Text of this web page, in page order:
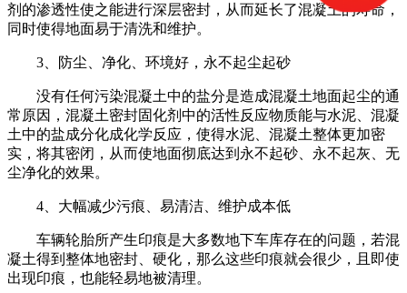
剂的渗透性使之能进行深层密封，从而延长了混凝土的寿命，
同时使得地面易于清洗和维护。
3、防尘、净化、环境好，永不起尘起砂
没有任何污染混凝土中的盐分是造成混凝土地面起尘的通
常原因，混凝土密封固化剂中的活性反应物质能与水泥、混凝
土中的盐成分化成化学反应，使得水泥、混凝土整体更加密
实，将其密闭，从而使地面彻底达到永不起砂、永不起灰、无
尘净化的效果。
4、大幅减少污痕、易清洁、维护成本低
车辆轮胎所产生印痕是大多数地下车库存在的问题，若混
凝土得到整体地密封、硬化，那么这些印痕就会很少，且即使
出现印痕，也能轻易地被清理。